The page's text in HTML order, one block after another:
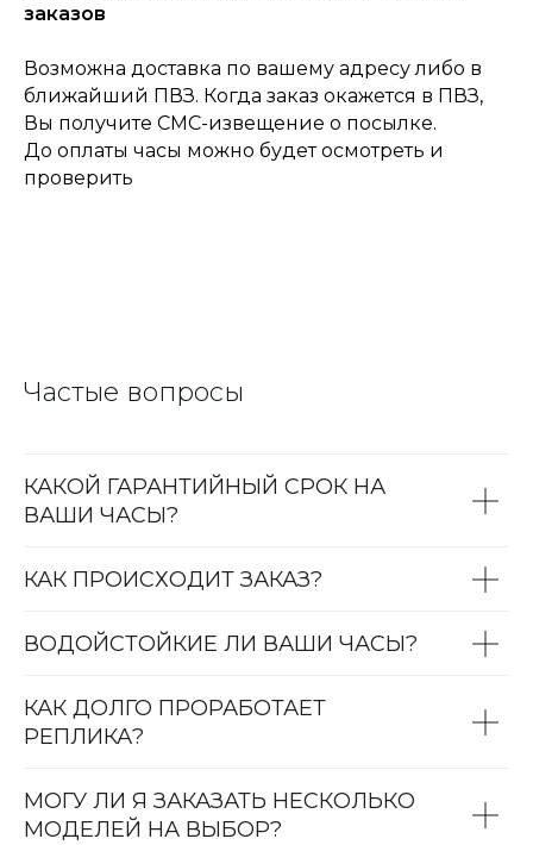
заказов
Возможна доставка по вашему адресу либо в
ближайший ПВЗ. Когда заказ окажется в ПВЗ,
Вы получите СМС-извещение о посылке.
До оплаты часы можно будет осмотреть и
проверить
Частые вопросы
КАКОЙ ГАРАНТИЙНЫЙ СРОК НА
ВАШИ ЧАСЫ?
КАК ПРОИСХОДИТ ЗАКАЗ?
ВОДОЙСТОЙКИЕ ЛИ ВАШИ ЧАСЫ?
КАК ДОЛГО ПРОРАБОТАЕТ
РЕПЛИКА?
МОГУ ЛИ Я ЗАКАЗАТЬ НЕСКОЛЬКО
МОДЕЛЕЙ НА ВЫБОР?